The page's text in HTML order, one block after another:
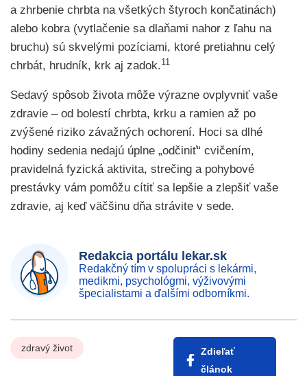
a zhrbenie chrbta na všetkých štyroch končatinách)
alebo kobra (vytlačenie sa dlaňami nahor z ľahu na
bruchu) sú skvelými pozíciami, ktoré pretiahnu celý
chrbát, hrudník, krk aj zadok.11
Sedavý spôsob života môže výrazne ovplyvniť vaše
zdravie – od bolestí chrbta, krku a ramien až po
zvýšené riziko závažných ochorení. Hoci sa dlhé
hodiny sedenia nedajú úplne „odčiniť“ cvičením,
pravidelná fyzická aktivita, strečing a pohybové
prestávky vám pomôžu cítiť sa lepšie a zlepšiť vaše
zdravie, aj keď väčšinu dňa strávite v sede.
Redakcia portálu lekar.sk
Redakčný tím v spolupráci s lekármi,
medikmi, psychológmi, výživovými
špecialistami a ďalšími odborníkmi.
zdravý život
Zdieľať
článok